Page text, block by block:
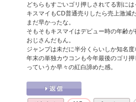
どちらもすごいゴリ押しされてる割には
キスマイもCD普通売りしたら売上激減
まだ早かったな。
そもそもキスマイはデビュー時の年齢
おじさんだもん。
ジャンプは未だに半分くらいしか知名度
年末の単独カウコンも今年最後のゴリ押
っていうか早々の紅白諦めた感。